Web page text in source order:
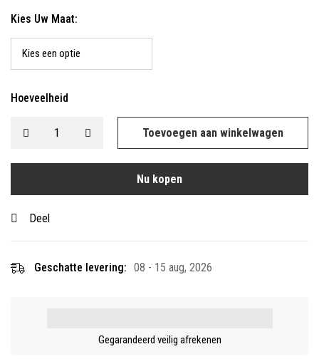
Kies Uw Maat:
Hoeveelheid
Toevoegen aan winkelwagen
Nu kopen
Deel
Geschatte levering: 08 - 15 aug, 2026
Gegarandeerd veilig afrekenen